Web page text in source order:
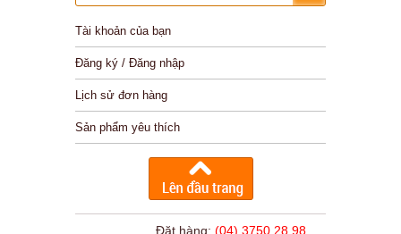
Tài khoản của bạn
Đăng ký / Đăng nhập
Lịch sử đơn hàng
Sản phẩm yêu thích
Đặt hàng: (04) 3750 28 98